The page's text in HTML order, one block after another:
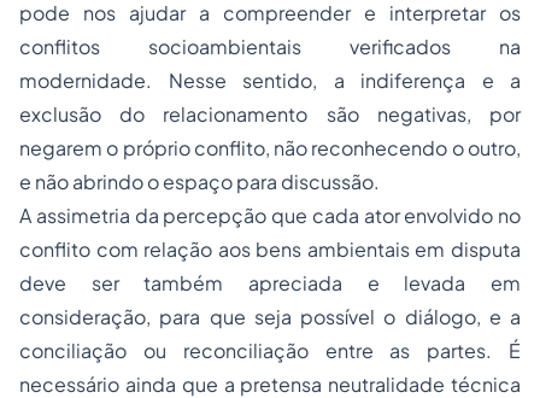
pode nos ajudar a compreender e interpretar os
conflitos socioambientais verificados na
modernidade. Nesse sentido, a indiferença e a
exclusão do relacionamento são negativas, por
negarem o próprio conflito, não reconhecendo o outro,
e não abrindo o espaço para discussão.
A assimetria da percepção que cada ator envolvido no
conflito com relação aos bens ambientais em disputa
deve ser também apreciada e levada em
consideração, para que seja possível o diálogo, e a
conciliação ou reconciliação entre as partes. É
necessário ainda que a pretensa neutralidade técnica